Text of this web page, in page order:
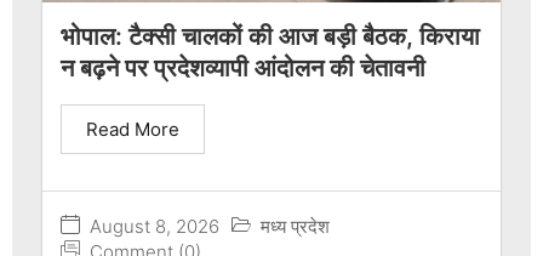
भोपाल: टैक्सी चालकों की आज बड़ी बैठक, किराया
न बढ़ने पर प्रदेशव्यापी आंदोलन की चेतावनी
August 8, 2026
मध्य प्रदेश
Read More